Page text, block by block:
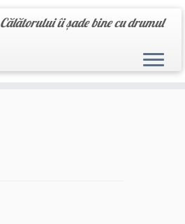
Călătorului îi șade bine cu drumul